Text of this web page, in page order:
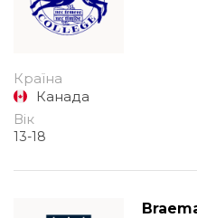
Країна
Канада
Вік
13-18